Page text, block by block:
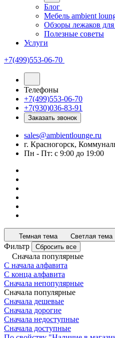
Блог
Мебель ambient
Обзоры лежаков
Полезные советы
Услуги
+7(499)553-06-70
Телефоны
+7(499)553-06-70
+7(930)036-83-91
Заказать звонок
sales@ambientlounge.ru
г. Красногорск,
Пн - Пт: с 9:00 до 19:00
Темная тема Светлая тема
Фильтр Сбросить все
Сначала популярные
С начала алфавита
С конца алфавита
Сначала непопулярные
Сначала популярные
Сначала дешевые
Сначала дорогие
Сначала недоступные
Сначала доступные